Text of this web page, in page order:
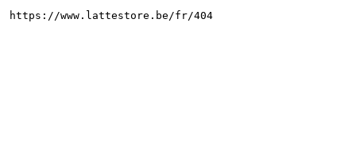
https://www.lattestore.be/fr/404